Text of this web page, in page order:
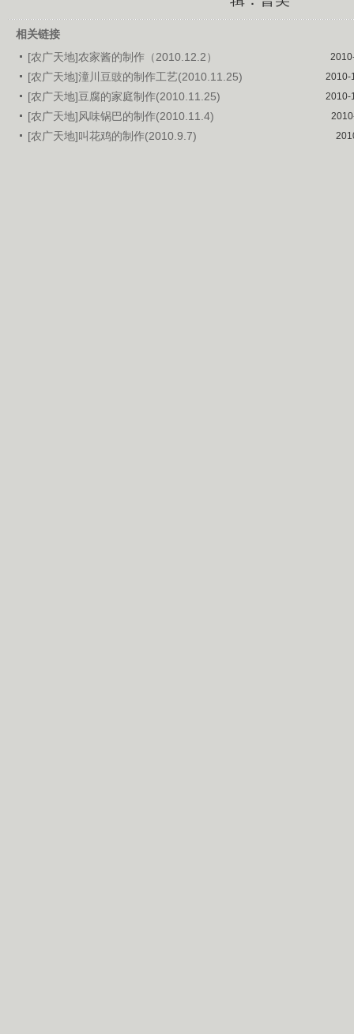
相关链接
[农广天地]农家酱的制作（2010.12.2）
[农广天地]潼川豆豉的制作工艺(2010.11.25) 2010-
[农广天地]豆腐的家庭制作(2010.11.25) 2010-
[农广天地]风味锅巴的制作(2010.11.4)
[农广天地]叫花鸡的制作(2010.9.7)